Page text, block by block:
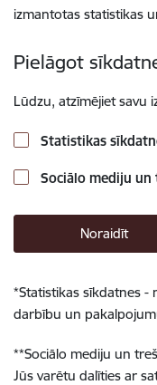
izmantotas statistikas
Pielāgot
Lūdzu, atzīmējiet savu
Statistikas
Sociālo mediju
Noraidīt
*Statistikas sīkdatnes -
darbību un
**Sociālo mediju un
Jūs varētu dalīties ar